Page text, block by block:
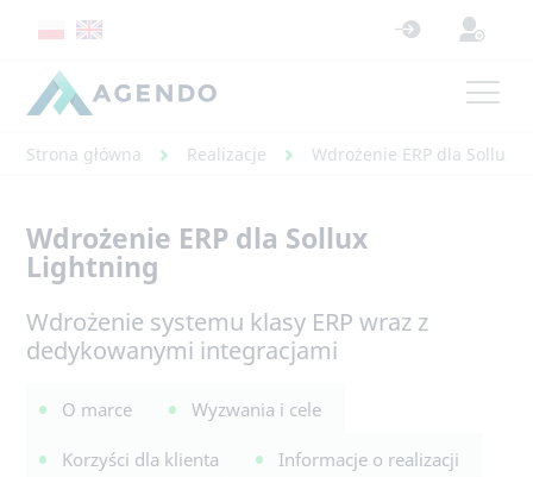
Strona główna Realizacje Wdrożenie ERP dla Sollux
Wdrożenie ERP dla Sollux
Lightning
Wdrożenie systemu klasy ERP wraz z
dedykowanymi integracjami
O marce Wyzwania i cele
Korzyści dla klienta Informacje o realizacji